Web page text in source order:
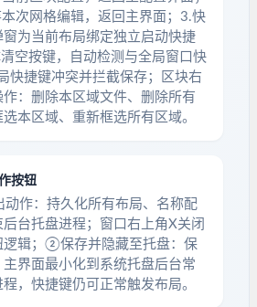
次网格编辑，返回主界面；3.快
为当前布局绑定独立启动快捷
空按键，自动检测与全局窗口快
快捷键冲突并拦截保存；区块右
：删除本区域文件、删除所有
本区域、重新框选所有区域。
按钮
作：持久化所有布局、名称配
台托盘进程；窗口右上角X关闭
逻辑；②保存并隐藏至托盘：保
界面最小化到系统托盘后台常
，快捷键仍可正常触发布局。